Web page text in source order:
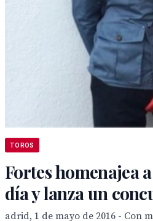
TOROS
Fortes homenajea
día y lanza un
adrid, 1 de mayo de 2016 - Con